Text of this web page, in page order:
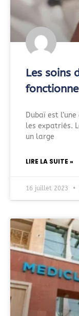
Les soins
Dubaï est
les expatriés.
un large
LIRE LA SUITE »
16 juillet 2023